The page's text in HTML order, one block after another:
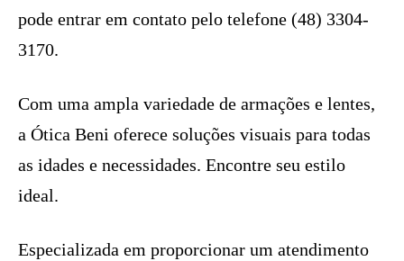
pode entrar em contato pelo telefone (48) 3304-
3170.
Com uma ampla variedade de armações e lentes,
a Ótica Beni oferece soluções visuais para todas
as idades e necessidades. Encontre seu estilo
ideal.
Especializada em proporcionar um atendimento